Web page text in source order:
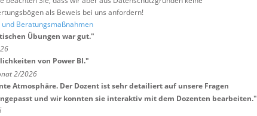
als Beweis bei uns anfordern!
Beratungsmaßnahmen
Übungen war gut."
von Power BI."
2/2026
Atmosphäre. Der Dozent ist sehr detailiert auf unsere Fragen
und wir konnten sie interaktiv mit dem Dozenten bearbeiten."